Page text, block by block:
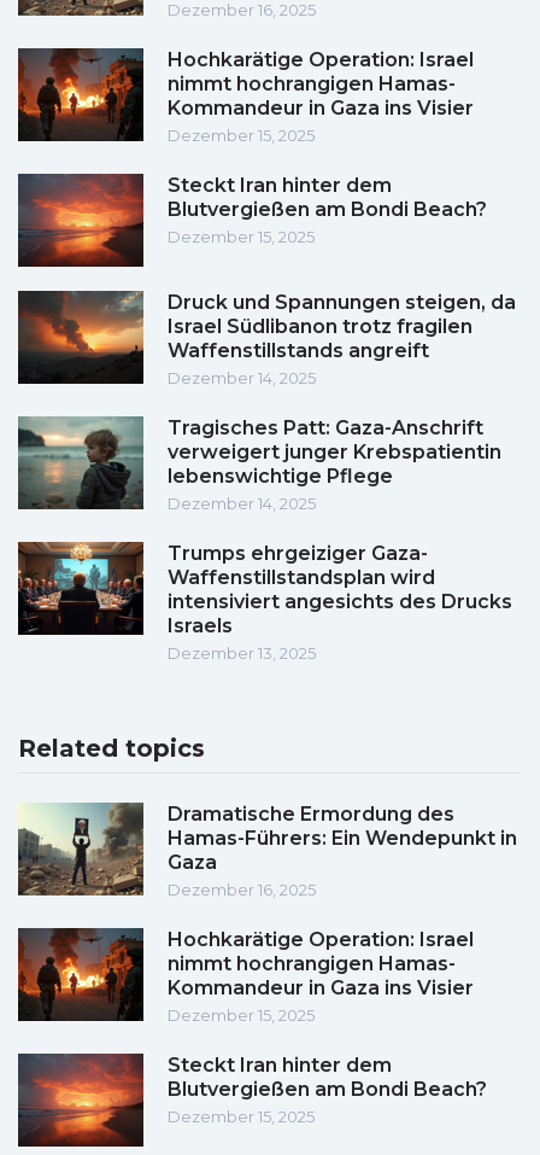
Dezember 16, 2025
Hochkarätige Operation: Israel
nimmt hochrangigen Hamas-
Kommandeur in Gaza ins Visier
Dezember 15, 2025
Steckt Iran hinter dem
Blutvergießen am Bondi Beach?
Dezember 15, 2025
Druck und Spannungen steigen, da
Israel Südlibanon trotz fragilen
Waffenstillstands angreift
Dezember 14, 2025
Tragisches Patt: Gaza-Anschrift
verweigert junger Krebspatientin
lebenswichtige Pflege
Dezember 14, 2025
Trumps ehrgeiziger Gaza-
Waffenstillstandsplan wird
intensiviert angesichts des Drucks
Israels
Dezember 13, 2025
Related topics
Dramatische Ermordung des
Hamas-Führers: Ein Wendepunkt in
Gaza
Dezember 16, 2025
Hochkarätige Operation: Israel
nimmt hochrangigen Hamas-
Kommandeur in Gaza ins Visier
Dezember 15, 2025
Steckt Iran hinter dem
Blutvergießen am Bondi Beach?
Dezember 15, 2025